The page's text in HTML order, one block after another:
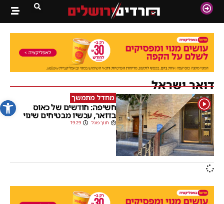
פתח
דואר ישראל
1 מחדל מתמשך
חשיפה: חודשים של כאוס
בדואר, עכשיו מבטיחים שינוי
חנוך פוגל 19:29